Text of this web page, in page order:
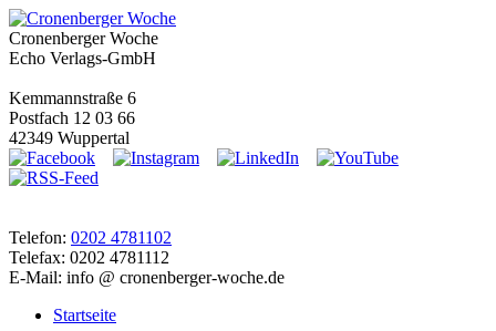
Cronenberger Woche
Echo Verlags-GmbH
Kemmannstraße 6
Postfach 12 03 66
42349 Wuppertal
Telefon: 0202 4781102
Telefax: 0202 4781112
E-Mail: info @ cronenberger-woche.de
Startseite